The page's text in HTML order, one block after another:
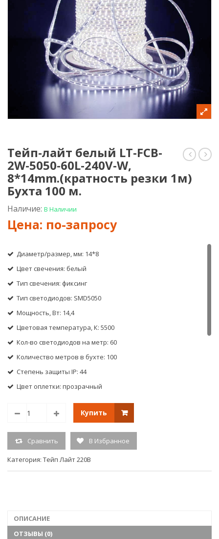
LED-
XF-
лайт
B,
Тейп-лайт белый LT-FCB-
2W-5050-60L-240V-W,
8*14mm.(кратность резки 1м)
Бухта 100 м.
Наличие: В Наличии
Диаметр/размер, мм: 14*8
Цвет свечения: белый
Тип свечения: фиксинг
Тип светодиодов: SMD5050
Мощность, Вт: 14,4
Цветовая температура, К: 5500
Кол-во светодиодов на метр: 60
Количество метров в бухте: 100
Степень защиты IP: 44
Цвет оплетки: прозрачный
Кол-во каналов, шт: 1
Кратность резки, м: 1
Расстояние между светодиодами, см: 1.67
Гарантия, мес: 6
Купить
Сравнить В Избранное
Категория: Тейп Лайт 220В
ОПИСАНИЕ
ОТЗЫВЫ (0)